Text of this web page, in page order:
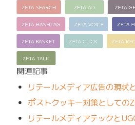
ZETA SEARCH ZETA AD ZETA
ZETA HASHTAG ZETA VOICE ZETA
ZETA BASKET ZETA CLICK ZETA
ZETA TALK
関連記事
リテールメディア広告の現状
ポストクッキー対策としての
リテールメディアテックと